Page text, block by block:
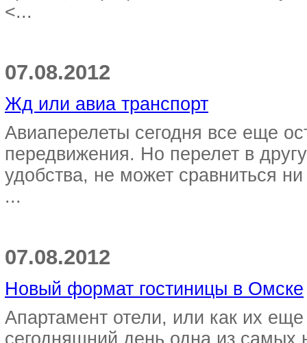
<...
07.08.2012
Жд или авиа транспорт
Авиаперелеты сегодня все еще
передвижения. Но перелет в
удобства, не может сравниться
...
07.08.2012
Новый формат гостиницы в Омске
Апартамент отели, или как их
сегодняшний день одна из самых